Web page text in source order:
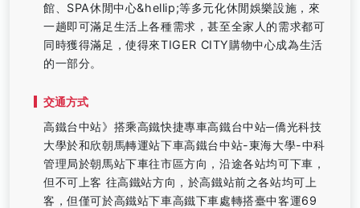
館、SPA休閒中心&hellip;等多元化休閒娛樂設施，來
一趟即可滿足生活上各種需求，甚至全家人的需求都可
同時獲得滿足，使得來TIGER CITY購物中心成為生活
的一部分。
交通方式
高鐵台中站》搭乘高鐵快捷專車高鐵台中站─僑光科技
大學於和欣朝馬轉運站下車高鐵台中站-東海大學-中科
管理局於朝馬站下車往市區方向，沿途各站均可下車，
但不可上客 往高鐵站方向，於高鐵站前之各站均可上
客，但僅可於高鐵站下車高鐵下車處轉搭臺中客運69